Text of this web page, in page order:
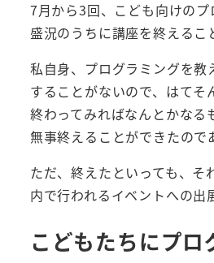
7月から3回、こども向けの
盛況のうちに講座を終えるこ
私自身、プログラミングを
することがないので、はてそ
終わってみればなんとかな
無事終えることができたので
ただ、終えたといっても、
内で行われるイベントへの出
こどもたちにプロ